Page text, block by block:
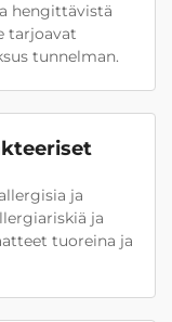
hengittävistä
tarjoavat
tunnelman.
ja
ja
tuoreina ja